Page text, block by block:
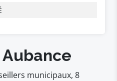
municipaux, 8